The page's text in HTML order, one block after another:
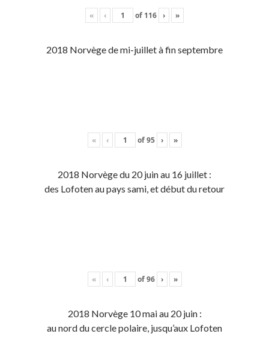
« ‹ of 116 › »
2018 Norvège de mi-juillet à fin septembre
« ‹ of95 › »
2018 Norvège du 20 juin au 16 juillet :
des Lofoten au pays sami, et début du retour
« ‹ of96 › »
2018 Norvège 10 mai au 20 juin :
au nord du cercle polaire, jusqu’aux Lofoten